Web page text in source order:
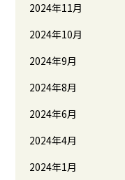
2024年11月
2024年10月
2024年9月
2024年8月
2024年6月
2024年4月
2024年1月